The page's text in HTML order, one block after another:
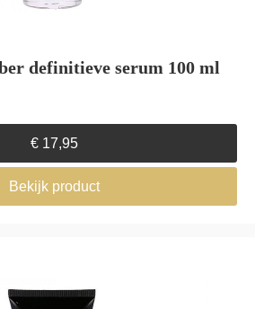
definitieve serum 100 ml
€17,95
Bekijk product